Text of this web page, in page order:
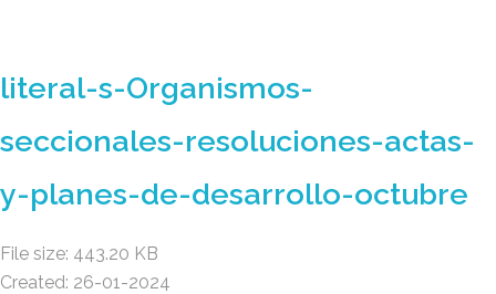
literal-s-Organismos-
seccionales-resoluciones-actas-
y-planes-de-desarrollo-octubre
File size: 443.20 KB
Created: 26-01-2024